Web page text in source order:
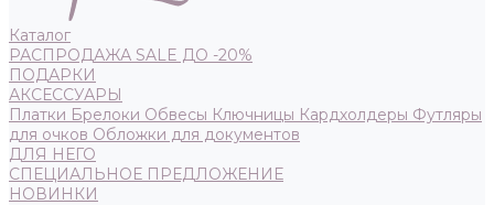
Каталог
РАСПРОДАЖА SALE ДО -20%
ПОДАРКИ
АКСЕССУАРЫ
Платки Брелоки Обвесы Ключницы Кардхолдеры Футляры
для очков Обложки для документов
ДЛЯ НЕГО
СПЕЦИАЛЬНОЕ ПРЕДЛОЖЕНИЕ
НОВИНКИ